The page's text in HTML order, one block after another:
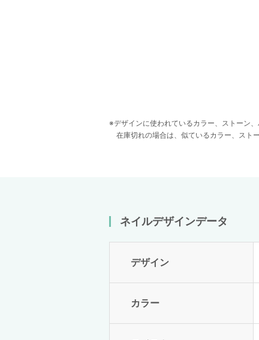
デザインに使われているカラー、ストーン
在庫切れの場合は、似ているカラー、スト
ネイルデザインデータ
デザイン
カラー